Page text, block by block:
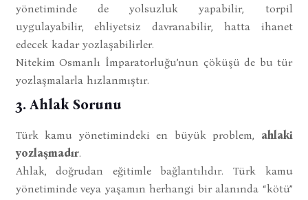
yönetiminde de yolsuzluk yapabilir, torpil
uygulayabilir, ehliyetsiz davranabilir, hatta ihanet
edecek kadar yozlaşabilirler.
Nitekim Osmanlı İmparatorluğu’nun çöküşü de bu tür
yozlaşmalarla hızlanmıştır.
3. Ahlak Sorunu
Türk kamu yönetimindeki en büyük problem, ahlaki
yozlaşmadır.
Ahlak, doğrudan eğitimle bağlantılıdır. Türk kamu
yönetiminde veya yaşamın herhangi bir alanında “kötü”